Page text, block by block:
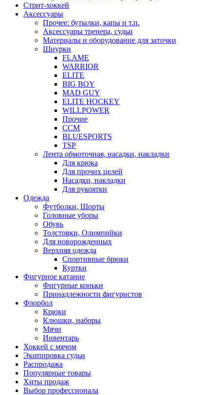
Стрит-хоккей
Аксессуары
Прочее: бутылки, капы и т.п.
Аксессуары тренера, судьи
Материалы и оборудование для заточки
Шнурки
FLAME
WARRIOR
ELITE
BIG BOY
MAD GUY
ELITE HOCKEY
WILLPOWER
Прочие
CCM
BLUESPORTS
TSP
Лента обмоточная, насадки, накладки
Для крюка
Для прочих целей
Насадки, накладки
Для рукоятки
Одежда
Футболки, Шорты
Головные уборы
Обувь
Толстовки, Олимпийки
Для новорожденных
Верхняя одежда
Спортивные брюки
Куртки
Фигурное катание
Фигурные коньки
Принадлежности фигуристов
Флорбол
Крюки
Клюшки, наборы
Мячи
Инвентарь
Хоккей с мячом
Экипировка судьи
Распродажа
Популярные товары
Хиты продаж
Выбор профессионала